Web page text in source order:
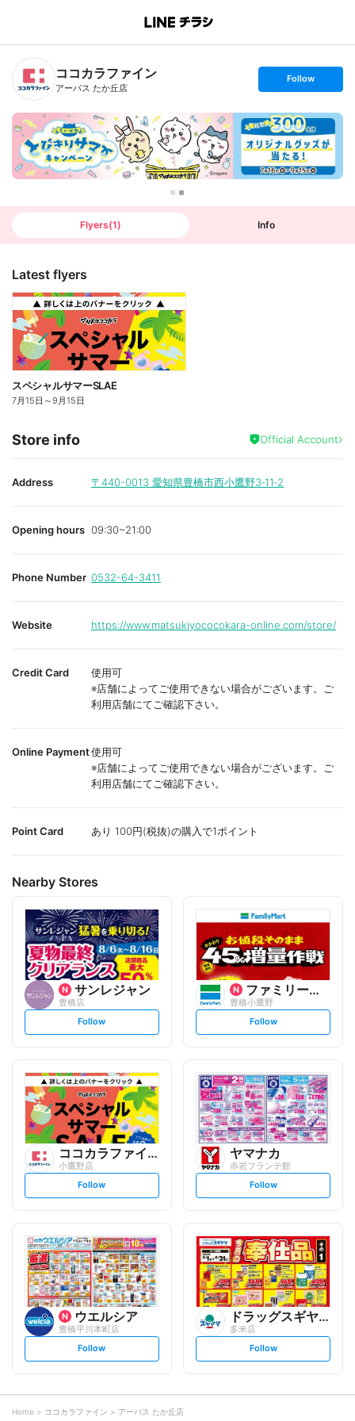
B
n
T
ココカラファイン
アーパス たか丘店
s
t
o
l
l
o
w
Follow
Flyers(1) Info
Latest flyers
スペシャルサマーSLAE
7月15日 ～9月15日
Store info Official Account
Address 〒440-0013 愛知県豊橋市西小鷹野3‐11‐2
Opening hours 09:30~21:00
Phone Number 0532-64-3411
Website https://www.matsukiyococokara-online.com/store/
Credit Card
使用可
※店舗によってご使用できない場合がございます。ご
利用店舗にてご確認下さい。
Online Payment使用可
※店舗によってご使用できない場合がございます。ご
利用店舗にてご確認下さい。
Point Card あり 100円(税抜)の購入で1ポイント
Nearby Stores
サンレジャン
豊橋店
s
t
l
o
w
Follow
ファミリーマート
豊橋小鷹野
s
t
l
o
w
Follow
ココカラファイン
小鷹野店
s
t
l
o
w
Follow
ヤマナカ
赤岩フランテ館
s
t
l
o
w
Follow
ウエルシア
豊橋平川本町店
s
t
o
w
Follow
ドラッグスギヤマ
多米店
s
t
Follow
Home ココカラファイン アーパス たか丘店